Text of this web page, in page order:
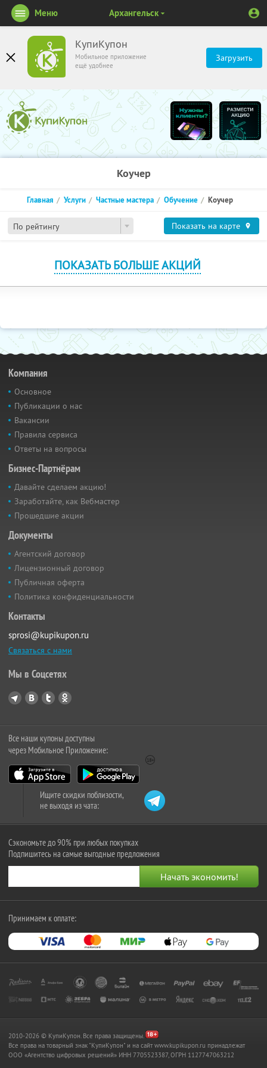
КупиКупон
Мобильное приложение
ещё удобнее
Загрузить
Меню Архангельск
Коучер
По рейтингу
Главная Услуги Частные мастера Обучение Коучер
Показать на карте
ПОКАЗАТЬ БОЛЬШЕ АКЦИЙ
Компания
Основное
Публикации о нас
Вакансии
Правила сервиса
Ответы на вопросы
Бизнес-Партнёрам
Давайте сделаем акцию!
Заработайте, как Вебмастер
Прошедшие акции
Документы
Агентский договор
Лицензионный договор
Публичная оферта
Политика конфиденциальности
Контакты
sprosi@kupikupon.ru
Связаться с нами
Мы в Соцсетях
Все наши купоны доступны
через Мобильное Приложение:
Ищите скидки поблизости,
не выходя из чата:
Сэкономьте до 90% при любых покупках
Подпишитесь на самые выгодные предложения
Принимаем к оплате:
2010-2026 © КупиКупон. Все права защищены.
Все права на товарный знак "КупиКупон" и на сайт www.kupikupon.ru принадлежат
OOO «Агентство цифровых решений» ИНН 7705523387, ОГРН 1127747063212